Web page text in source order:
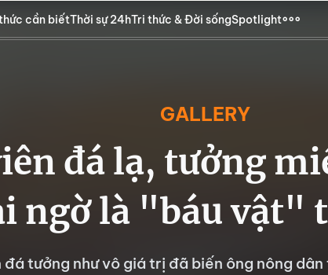
cần biếtThời sự 24hTri thức & Đời sốngSpotlight
GALLERY
đá lạ, tưởng
ngờ là "báu vật"
đá tưởng như vô giá trị đã biến ông nông